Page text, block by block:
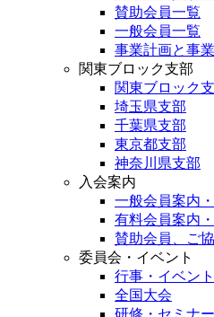
賛助会員一覧
一般会員一覧
事業計画と事
関東ブロック支部
関東ブロック
埼玉県支部
千葉県支部
東京都支部
神奈川県支部
入会案内
一般会員案内
有料会員案内
賛助会員、ご
委員会・イベント
行事・イベント
全国大会
研修・セミナー